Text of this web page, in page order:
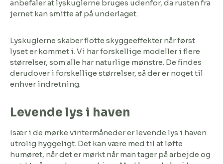
anbefaler at lyskuglerne bruges udenfor, da rusten fra
jernet kan smitte af på underlaget.
Lyskuglerne skaber flotte skyggeeffekter når først
lyset er kommet i. Vi har forskellige modeller i flere
størrelser, som alle har naturlige mønstre. De findes
derudover i forskellige størrelser, så der er noget til
enhver indretning.
Levende lys i haven
Især i de mørke vintermåneder er levende lys i haven
utrolig hyggeligt. Det kan være med til at løfte
humøret, når det er mørkt når man tager på arbejde og